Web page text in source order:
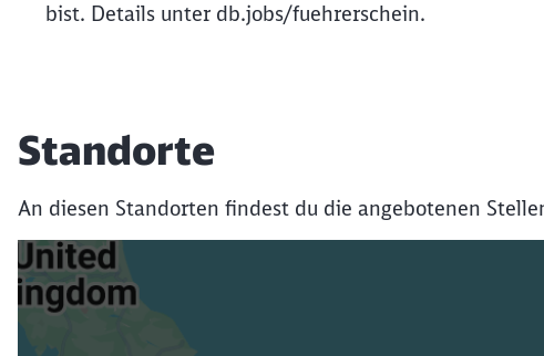
bist. Details unter db.jobs/fuehrerschein.
Standorte
An diesen Standorten findest du die angebotenen